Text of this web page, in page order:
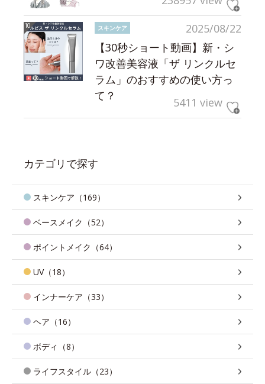
2025/08/22
スキンケア
【30秒ショート動画】新・シ
ワ改善美容液「ザ リンクルセ
ラム」のおすすめの使い方っ
て？
5411 view
カテゴリで探す
スキンケア（169）
ベースメイク（52）
ポイントメイク（64）
UV（18）
インナーケア（33）
ヘア（16）
ボディ（8）
ライフスタイル（23）